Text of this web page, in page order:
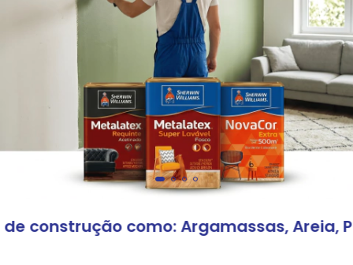
construção como: Argamassas, Areia,